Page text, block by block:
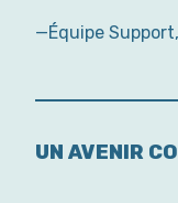
—Équipe
UN AVENIR